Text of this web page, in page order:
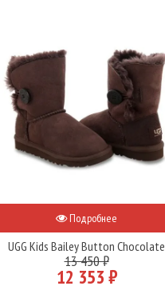
Подробнее
UGG Kids Bailey Button Chocolate
13 450 ₽
12 353 ₽